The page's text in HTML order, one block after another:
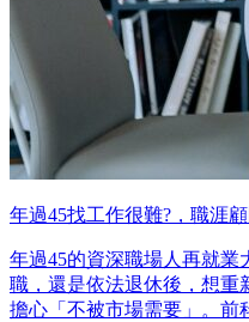
年過45找工作很難?，職涯
年過45的資深職場人再就
職，還是依法退休後，想重
擔心「不被市場需要」。前